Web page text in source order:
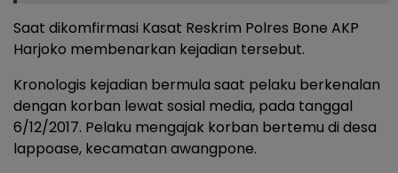
Saat dikomfirmasi Kasat Reskrim Polres Bone AKP
Harjoko membenarkan kejadian tersebut.
Kronologis kejadian bermula saat pelaku berkenalan
dengan korban lewat sosial media, pada tanggal
6/12/2017. Pelaku mengajak korban bertemu di desa
lappoase, kecamatan awangpone.